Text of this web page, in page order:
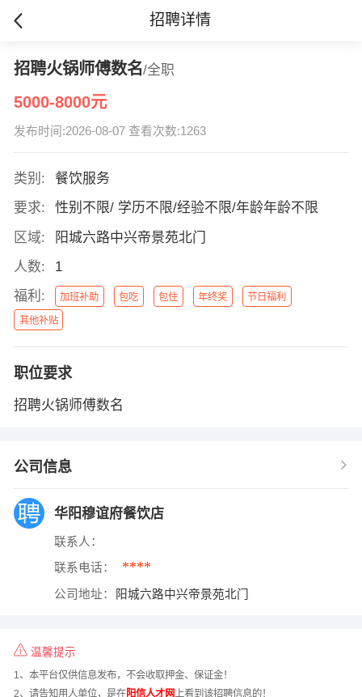
招聘详情
招聘火锅师傅数名/全职
5000-8000元
发布时间:2026-08-07 查看次数:1263
类别:
餐饮服务
要求:
性别不限/ 学历不限/经验不限/年龄年龄不限
区域:
阳城六路中兴帝景苑北门
人数:
1
福利:
加班补助 包吃 包住 年终奖 节日福利
其他补贴
职位要求
招聘火锅师傅数名
公司信息
华阳穆谊府餐饮店
联系人：
联系电话： ****
公司地址： 阳城六路中兴帝景苑北门
温馨提示
1、本平台仅供信息发布，不会收取押金、保证金！
2、请告知用人单位，是在阳信人才网 上看到该招聘信息的！